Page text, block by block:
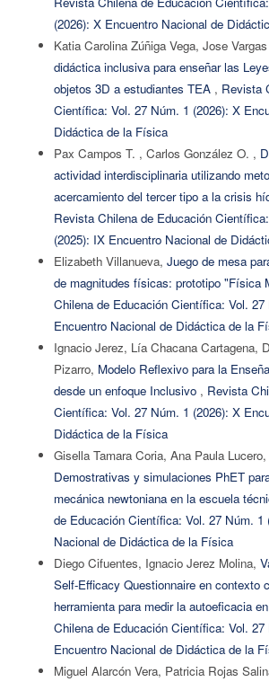
(2026): X Encuentro Nacional de
Katia Carolina Zúñiga Vega, Jose
didáctica inclusiva para enseñar las
objetos 3D a estudiantes TEA , Revista
Científica: Vol. 27 Núm. 1 (2026): X
Didáctica de la Física
Pax Campos T. , Carlos González O. ,
actividad interdisciplinaria utilizando
acercamiento del tercer tipo a la crisis
Revista Chilena de Educación
(2025): IX Encuentro Nacional de
Elizabeth Villanueva, Juego de mesa
de magnitudes físicas: prototipo "Física
Chilena de Educación Científica: Vol.
Encuentro Nacional de Didáctica de la
Ignacio Jerez, Lía Chacana Cartagena,
Pizarro, Modelo Reflexivo para la
desde un enfoque Inclusivo , Revista
Científica: Vol. 27 Núm. 1 (2026): X
Didáctica de la Física
Gisella Tamara Coria, Ana Paula Lucero,
Demostrativas y simulaciones PhET
mecánica newtoniana en la escuela
de Educación Científica: Vol. 27 Núm. 1
Nacional de Didáctica de la Física
Diego Cifuentes, Ignacio Jerez Molina,
Self-Efficacy Questionnaire en contexto
herramienta para medir la autoeficacia
Chilena de Educación Científica: Vol.
Encuentro Nacional de Didáctica de la
Miguel Alarcón Vera, Patricia Rojas